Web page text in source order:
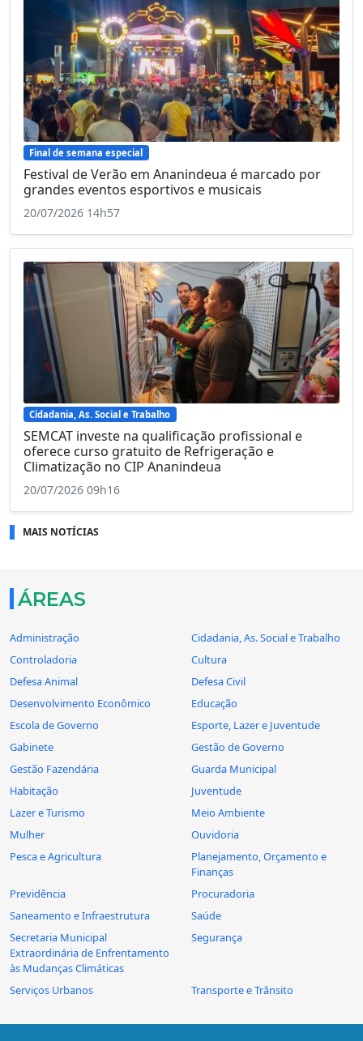
Final de semana especial
Festival de Verão em Ananindeua é marcado por
grandes eventos esportivos e musicais
20/07/2026 14h57
Cidadania, As. Social e Trabalho
SEMCAT investe na qualificação profissional e
oferece curso gratuito de Refrigeração e
Climatização no CIP Ananindeua
20/07/2026 09h16
MAIS NOTÍCIAS
ÁREAS
Administração
Cidadania, As. Social e Trabalho
Controladoria
Cultura
Defesa Animal
Defesa Civil
Desenvolvimento Econômico
Educação
Escola de Governo
Esporte, Lazer e Juventude
Gabinete
Gestão de Governo
Gestão Fazendária
Guarda Municipal
Habitação
Juventude
Lazer e Turismo
Meio Ambiente
Mulher
Ouvidoria
Pesca e Agricultura
Planejamento, Orçamento e
Finanças
Previdência
Procuradoria
Saneamento e Infraestrutura
Saúde
Secretaria Municipal
Extraordinária de Enfrentamento
às Mudanças Climáticas
Segurança
Serviços Urbanos Transporte e Trânsito